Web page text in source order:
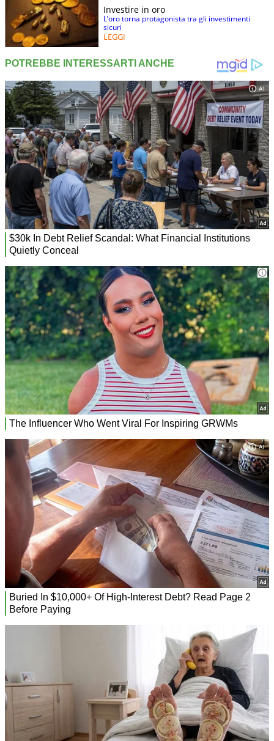
Investire in oro
L’oro torna protagonista tra gli investimenti
sicuri
LEGGI